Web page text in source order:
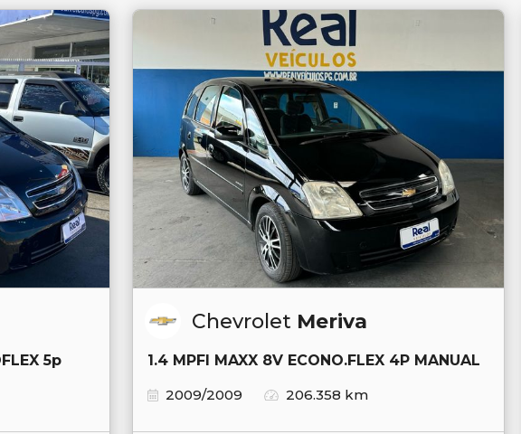
5p
Chevrolet Meriva
1.4 MPFI MAXX 8V ECONO.FLEX 4P MANUAL
2009/2009
206.358 km